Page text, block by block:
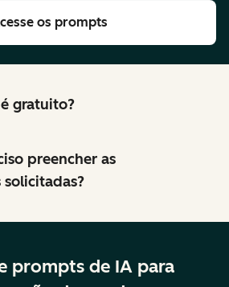
os prompts
gratuito?
preencher as
prompts de IA para